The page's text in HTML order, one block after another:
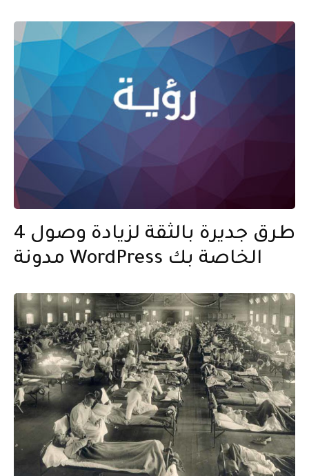
4 طرق جديرة بالثقة لزيادة وصول
مدونة WordPress الخاصة بك